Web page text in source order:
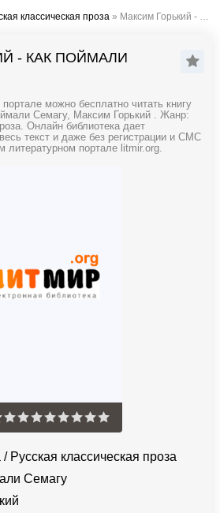
классическая проза » Максим Горький - Как поймали Семагу
- КАК ПОЙМАЛИ
можно бесплатно читать книгу
Семагу, Максим Горький . Жанр:
Онлайн библиотека дает
текст и даже без регистрации и СМС
литературном портале litmir.org.
/ Русская классическая проза
Семагу